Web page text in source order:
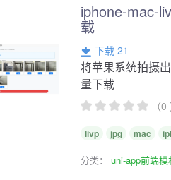
iphone-mac-
载
下载 21
将苹果系统拍摄
量下载
（
livp jpg mac
分类：uni-app前端模